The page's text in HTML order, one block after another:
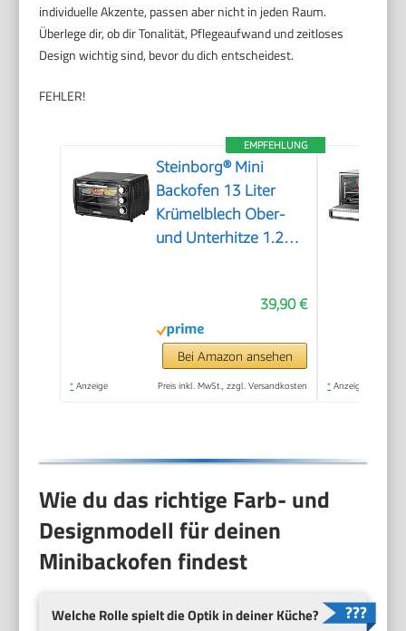
individuelle Akzente, passen aber nicht in jeden Raum.
Überlege dir, ob dir Tonalität, Pflegeaufwand und zeitloses
Design wichtig sind, bevor du dich entscheidest.
FEHLER!
EMPFEHLUNG
Steinborg® Mini
Backofen 13 Liter
Krümelblech Ober-
und Unterhitze 1.200
Camping oder
Haushalt freistehend
stufenlose
39,90 €
Bei Amazon ansehen
* Anzeige Preis inkl. MwSt., zzgl. Versandkosten * Anzeige
Wie du das richtige Farb- und
Designmodell für deinen
Minibackofen findest
Welche Rolle spielt die Optik in deiner Küche?